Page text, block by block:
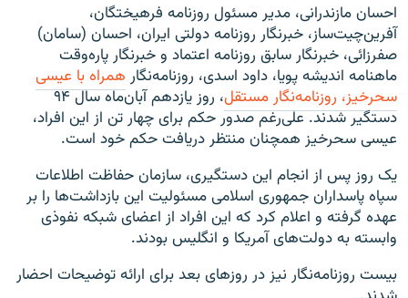
احسان مازندرانی، مدیر مسئول روزنامه فرهیختگان،
آفرین‌چیت‌ساز، خبرنگار روزنامه دولتی ایران، احسان (سامان)
صفرزائی، خبرنگار سابق روزنامه اعتماد و خبرنگار پاره‌وقت
ماهنامه اندیشه پویا، داود اسدی، روزنامه‌نگار همراه با عیسی
سحرخیز، روزنامه‌نگار مستقل
، روز یازدهم آبان‌ماه سال ۹۴
دستگیر شدند. علی‌رغم صدور حکم برای چهار تن از این افراد،
عیسی سحرخیز همچنان منتظر دریافت حکم‌ خود است.
یک روز پس از انجام این دستگیری، سازمان حفاظت اطلاعات
سپاه پاسداران جمهوری اسلامی مسئولیت این بازداشت‌ها را بر
عهده گرفته و اعلام کرد که این افراد از اعضای شبکه نفوذی
وابسته به دولت‌های آمریکا و انگلیس بودند.
بیست روزنامه‌نگار نیز در روزهای بعد برای ارائه توضیحات احضار